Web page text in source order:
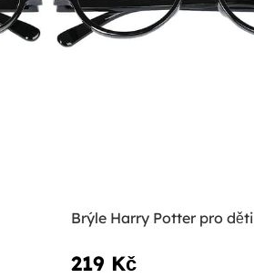
Brýle Harry Potter pro děti
219 Kč